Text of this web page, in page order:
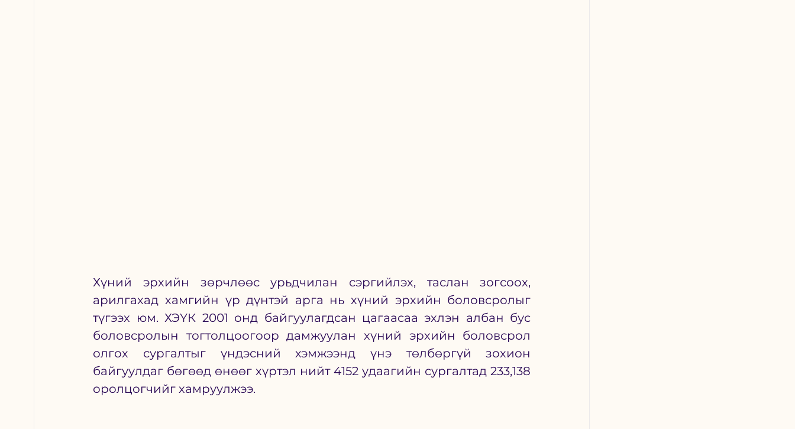
Хүний эрхийн зөрчлөөс урьдчилан сэргийлэх, таслан зогсоох,
арилгахад хамгийн үр дүнтэй арга нь хүний эрхийн боловсролыг
түгээх юм. ХЭҮК 2001 онд байгуулагдсан цагаасаа эхлэн албан бус
боловсролын тогтолцоогоор дамжуулан хүний эрхийн боловсрол
олгох сургалтыг үндэсний хэмжээнд үнэ төлбөргүй зохион
байгуулдаг бөгөөд өнөөг хүртэл нийт 4152 удаагийн сургалтад 233,138
оролцогчийг хамруулжээ.